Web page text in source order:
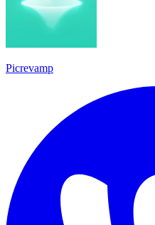
Picrevamp